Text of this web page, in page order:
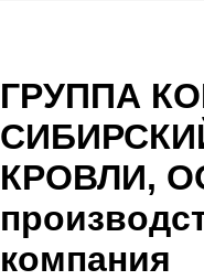
ГРУППА
КРОВЛИ,
компания